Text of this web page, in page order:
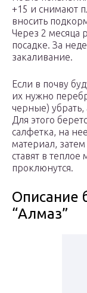
+15 и снимают
вносить
Через 2 месяца
посадке. За
закаливание.
Если в почву
их нужно
черные) убрать,
Для этого
салфетка, на
материал,
ставят в теплое
проклюнутся.
Описание
“Алмаз”